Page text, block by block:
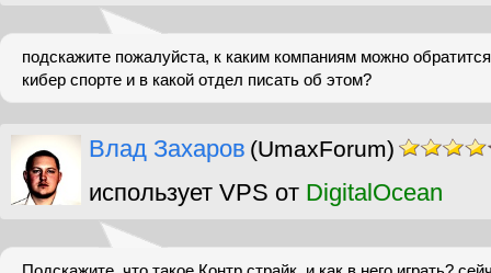
подскажите пожалуйста, к каким компаниям можно
кибер спорте и в какой отдел писать об этом?
Влад Захаров (UmaxForum)
использует VPS от DigitalOcean